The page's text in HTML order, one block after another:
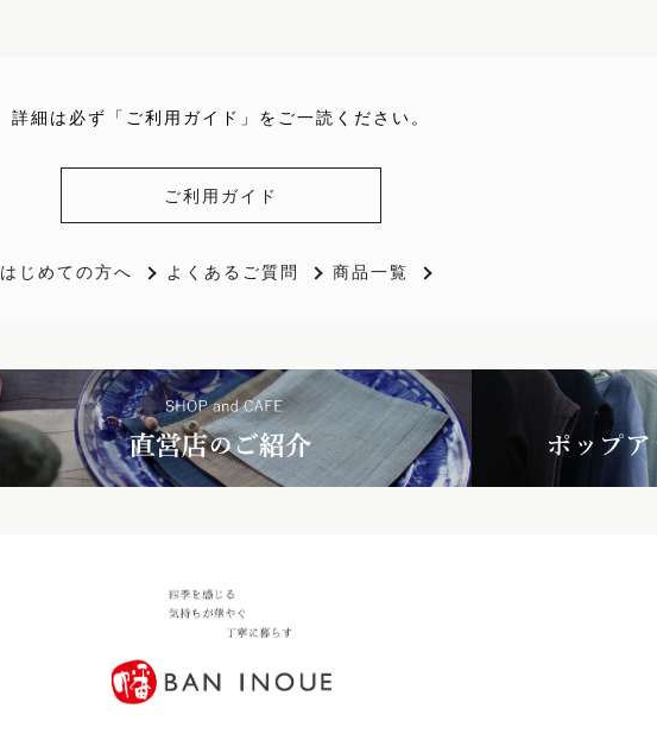
詳細は必ず「ご利用ガイド」をご一読ください。
ご利用ガイド
はじめての方へ よくあるご質問 商品一覧